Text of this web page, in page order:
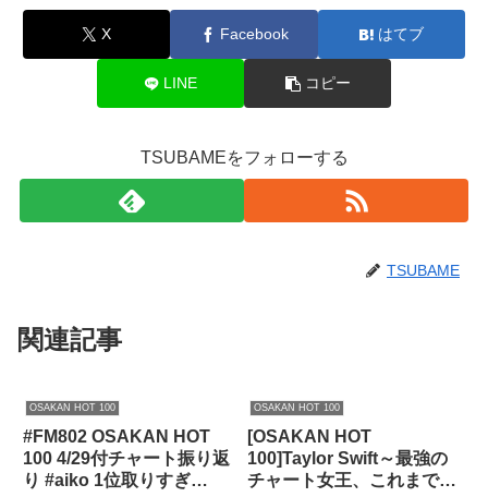
X Facebook はてブ
LINE コピー
TSUBAMEをフォローする
TSUBAME
関連記事
OSAKAN HOT 100
#FM802 OSAKAN HOT
100 4/29付チャート振り返
り #aiko 1位取りすぎ
OSAKAN HOT 100
[OSAKAN HOT
100]Taylor Swift～最強の
チャート女王、これまでの